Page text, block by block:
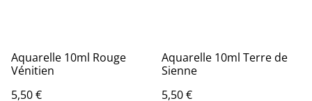
Aquarelle 10ml Rouge
Vénitien
5,50 €
Aquarelle 10ml Terre de
Sienne
5,50 €